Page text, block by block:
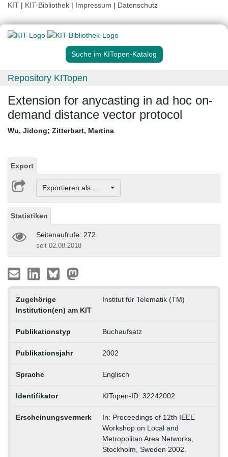
KIT | KIT-Bibliothek | Impressum | Datenschutz
Suche im KITopen-Katalog
Repository KITopen
Extension for anycasting in ad hoc on-
demand distance vector protocol
Wu, Jidong; Zitterbart, Martina
Export
Exportieren als ...
Statistiken
Seitenaufrufe: 272
seit 02.08.2018
Zugehörige
Institution(en) am KIT
Institut für Telematik (TM)
Publikationstyp Buchaufsatz
Publikationsjahr 2002
Sprache Englisch
Identifikator KITopen-ID: 32242002
Erscheinungsvermerk
In: Proceedings of 12th IEEE
Workshop on Local and
Metropolitan Area Networks,
Stockholm, Sweden 2002.